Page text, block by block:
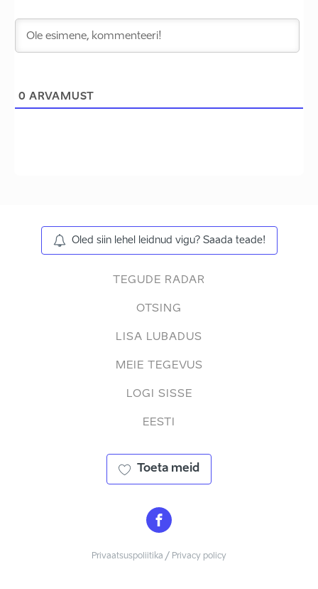
0 ARVAMUST
Oled siin lehel leidnud vigu? Saada teade!
TEGUDE RADAR
OTSING
LISA LUBADUS
MEIE TEGEVUS
LOGI SISSE
EESTI
Toeta meid
Privaatsuspoliitika / Privacy policy